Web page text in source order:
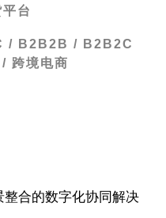
台
/ B2B2B / B2B2C
跨境电商
合的数字化协同解决